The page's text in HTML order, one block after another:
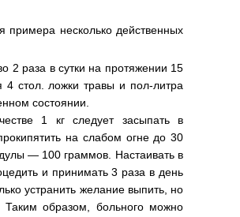
несколько действенных
2 раза в сутки на протяжении 15
4 стол. ложки травы и пол-литра
состоянии.
1 кг следует засыпать в
на слабом огне до 30
— 100 граммов. Настаивать в
и принимать 3 раза в день
устранить желание выпить, но
Таким образом, больного можно